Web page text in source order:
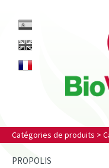
ES
EN
FR
Catégories de produits >
PROPOLIS